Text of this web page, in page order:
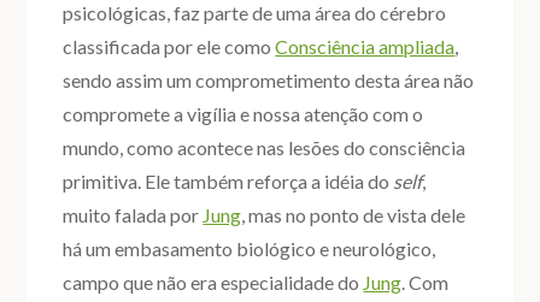
psicológicas, faz parte de uma área do cérebro
classificada por ele comoConsciência ampliada,
sendo assim um comprometimento desta área não
compromete a vigília e nossa atenção com o
mundo, como acontece nas lesões do consciência
primitiva. Ele também reforça a idéia do self,
muito falada por Jung, mas no ponto de vista dele
há um embasamento biológico e neurológico,
campo que não era especialidade do Jung. Com